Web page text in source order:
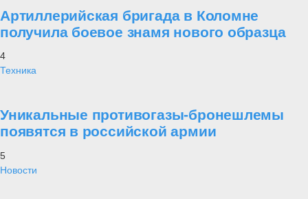
Артиллерийская бригада в Коломне
получила боевое знамя нового образца
4
Техника
Уникальные противогазы-бронешлемы
появятся в российской армии
5
Новости